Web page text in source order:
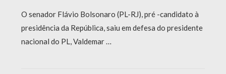
O senador Flávio Bolsonaro (PL-RJ), pré -candidato à
presidência da República, saiu em defesa do presidente
nacional do PL, Valdemar …